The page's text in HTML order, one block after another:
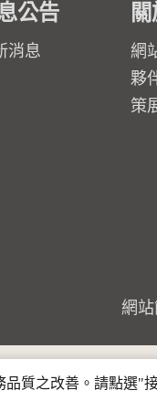
公告
消息
網
夥
策
網
質之改善。請點選